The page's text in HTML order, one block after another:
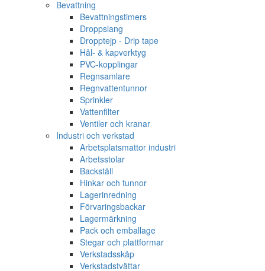
Bevattning
Bevattningstimers
Droppslang
Dropptejp - Drip tape
Hål- & kapverktyg
PVC-kopplingar
Regnsamlare
Regnvattentunnor
Sprinkler
Vattenfilter
Ventiler och kranar
Industri och verkstad
Arbetsplatsmattor industri
Arbetsstolar
Backställ
Hinkar och tunnor
Lagerinredning
Förvaringsbackar
Lagermärkning
Pack och emballage
Stegar och plattformar
Verkstadsskåp
Verkstadstvättar